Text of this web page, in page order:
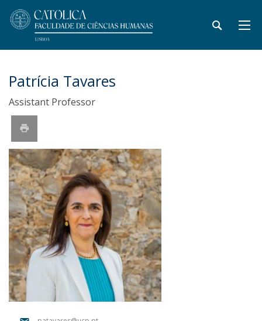
Patrícia Tavares
Assistant Professor